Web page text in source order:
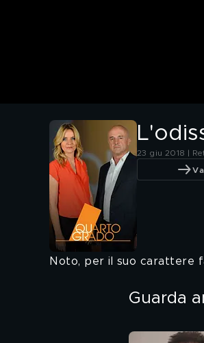
23 giu 2018 |
Noto, per il suo carattere
Guarda